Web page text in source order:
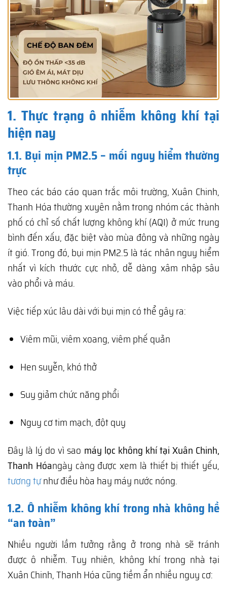
1. Thực trạng ô nhiễm không khí tại
hiện nay
1.1. Bụi mịn PM2.5 – mối nguy hiểm thường
trực
Theo các báo cáo quan trắc môi trường, Xuân Chinh,
Thanh Hóa thường xuyên nằm trong nhóm các thành
phố có chỉ số chất lượng không khí (AQI) ở mức trung
bình đến xấu, đặc biệt vào mùa đông và những ngày
ít gió. Trong đó, bụi mịn PM2.5 là tác nhân nguy hiểm
nhất vì kích thước cực nhỏ, dễ dàng xâm nhập sâu
vào phổi và máu.
Việc tiếp xúc lâu dài với bụi mịn có thể gây ra:
Viêm mũi, viêm xoang, viêm phế quản
Hen suyễn, khó thở
Suy giảm chức năng phổi
Nguy cơ tim mạch, đột quỵ
Đây là lý do vì sao máy lọc không khí tại Xuân Chinh,
Thanh Hóangày càng được xem là thiết bị thiết yếu,
tương tựnhư điều hòa hay máy nước nóng.
1.2. Ô nhiễm không khí trong nhà không hề
“an toàn”
Nhiều người lầm tưởng rằng ở trong nhà sẽ tránh
được ô nhiễm. Tuy nhiên, không khí trong nhà tại
Xuân Chinh, Thanh Hóa cũng tiềm ẩn nhiều nguy cơ: